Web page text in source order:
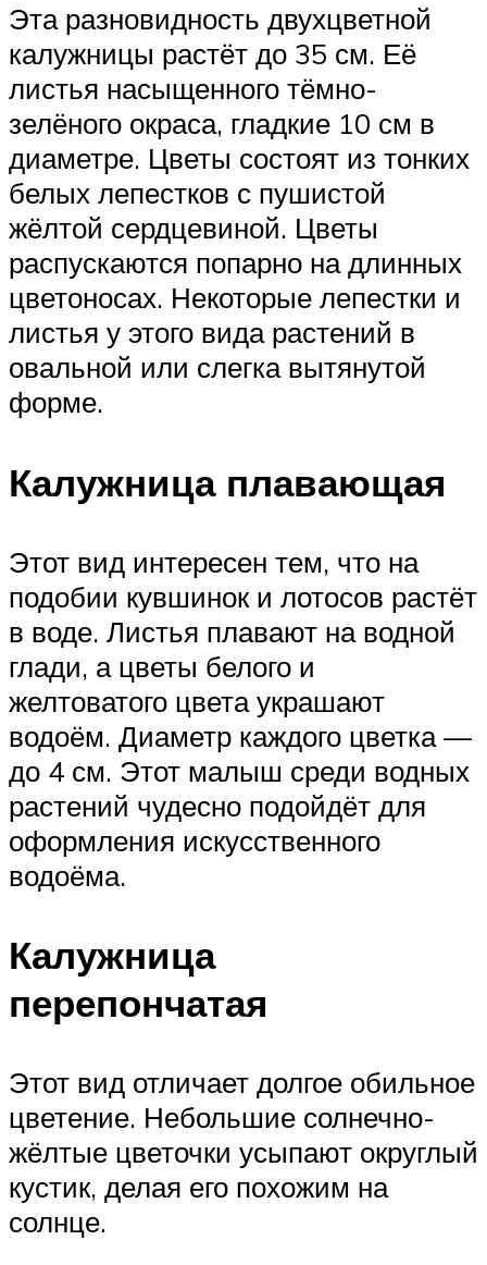
Эта разновидность двухцветной
калужницы растёт до 35 см. Её
листья насыщенного тёмно-
зелёного окраса, гладкие 10 см в
диаметре. Цветы состоят из тонких
белых лепестков с пушистой
жёлтой сердцевиной. Цветы
распускаются попарно на длинных
цветоносах. Некоторые лепестки и
листья у этого вида растений в
овальной или слегка вытянутой
форме.
Калужница плавающая
Этот вид интересен тем, что на
подобии кувшинок и лотосов растёт
в воде. Листья плавают на водной
глади, а цветы белого и
желтоватого цвета украшают
водоём. Диаметр каждого цветка —
до 4 см. Этот малыш среди водных
растений чудесно подойдёт для
оформления искусственного
водоёма.
Калужница
перепончатая
Этот вид отличает долгое обильное
цветение. Небольшие солнечно-
жёлтые цветочки усыпают округлый
кустик, делая его похожим на
солнце.